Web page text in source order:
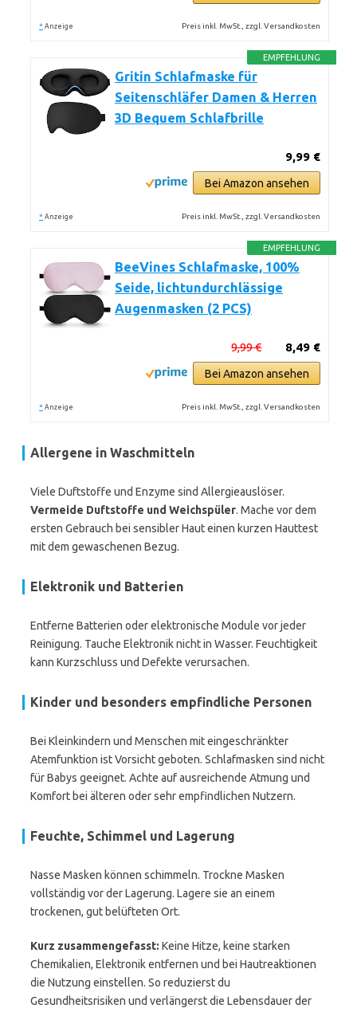
* Anzeige Preis inkl. MwSt., zzgl. Versandkosten
EMPFEHLUNG
Gritin Schlafmaske für
Seitenschläfer Damen & Herren
3D Bequem Schlafbrille
9,99 €
Bei Amazon ansehen
* Anzeige Preis inkl. MwSt., zzgl. Versandkosten
EMPFEHLUNG
BeeVines Schlafmaske, 100%
Seide, lichtundurchlässige
Augenmasken (2 PCS)
8,49 €
9,99 €
Bei Amazon ansehen
* Anzeige Preis inkl. MwSt., zzgl. Versandkosten
Allergene in Waschmitteln
Viele Duftstoffe und Enzyme sind Allergieauslöser.
Vermeide Duftstoffe und Weichspüler. Mache vor dem
ersten Gebrauch bei sensibler Haut einen kurzen Hauttest
mit dem gewaschenen Bezug.
Elektronik und Batterien
Entferne Batterien oder elektronische Module vor jeder
Reinigung. Tauche Elektronik nicht in Wasser. Feuchtigkeit
kann Kurzschluss und Defekte verursachen.
Kinder und besonders empfindliche Personen
Bei Kleinkindern und Menschen mit eingeschränkter
Atemfunktion ist Vorsicht geboten. Schlafmasken sind nicht
für Babys geeignet. Achte auf ausreichende Atmung und
Komfort bei älteren oder sehr empfindlichen Nutzern.
Feuchte, Schimmel und Lagerung
Nasse Masken können schimmeln. Trockne Masken
vollständig vor der Lagerung. Lagere sie an einem
trockenen, gut belüfteten Ort.
Kurz zusammengefasst: Keine Hitze, keine starken
Chemikalien, Elektronik entfernen und bei Hautreaktionen
die Nutzung einstellen. So reduzierst du
Gesundheitsrisiken und verlängerst die Lebensdauer der